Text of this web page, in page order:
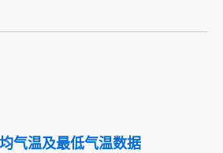
气温及最低气温数据